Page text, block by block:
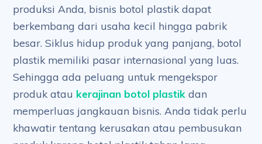
produksi Anda, bisnis botol plastik dapat
berkembang dari usaha kecil hingga pabrik
besar. Siklus hidup produk yang panjang, botol
plastik memiliki pasar internasional yang luas.
Sehingga ada peluang untuk mengekspor
produk atau kerajinan botol plastik dan
memperluas jangkauan bisnis. Anda tidak perlu
khawatir tentang kerusakan atau pembusukan